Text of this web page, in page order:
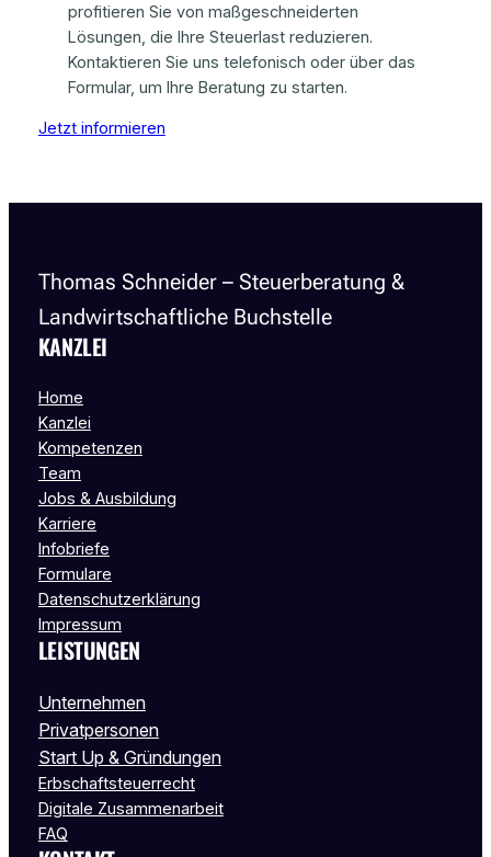
profitieren Sie von maßgeschneiderten
Lösungen, die Ihre Steuerlast reduzieren.
Kontaktieren Sie uns telefonisch oder über das
Formular, um Ihre Beratung zu starten.
Jetzt informieren
Thomas Schneider – Steuerberatung &
Landwirtschaftliche Buchstelle
KANZLEI
Home
Kanzlei
Kompetenzen
Team
Jobs & Ausbildung
Karriere
Infobriefe
Formulare
Datenschutzerklärung
Impressum
LEISTUNGEN
Unternehmen
Privatpersonen
Start Up & Gründungen
Erbschaftsteuerrecht
Digitale Zusammenarbeit
FAQ